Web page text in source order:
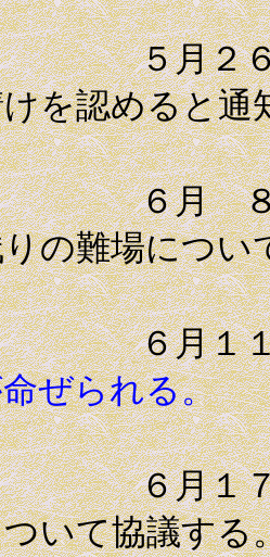
日 一
を認めると通
日 薩摩
の難場につい
１
ぜられる。
日 高
いて協議する